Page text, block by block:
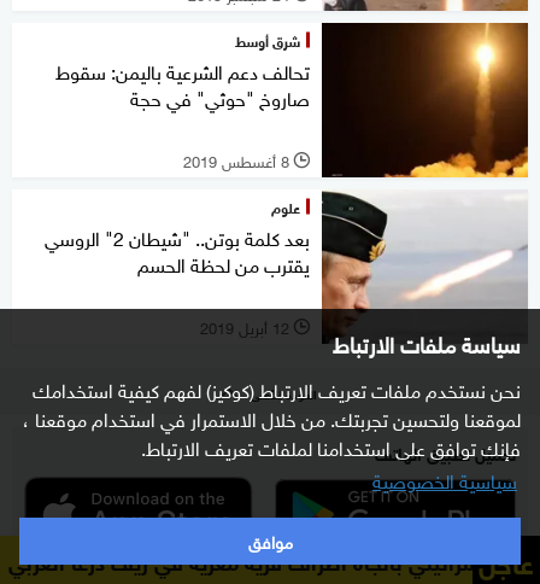
سياسة ملفات الارتباط
نحن نستخدم ملفات تعريف الارتباط (كوكيز) لفهم كيفية استخدامك
لموقعنا ولتحسين تجربتك. من خلال الاستمرار في استخدام موقعنا ،
فإنك توافق على استخدامنا لملفات تعريف الارتباط.
سياسية الخصوصية
موافق
شرق أوسط
تحالف دعم الشرعية باليمن: سقوط
صاروخ "حوثي" في حجة
l 8 أغسطس 2019
علوم
بعد كلمة بوتن.. "شيطان 2" الروسي
يقترب من لحظة الحسم
l 12 أبريل 2019
العودة للأعلى
تحميل تطبيق الهاتف
عاجلأطراف قرية معرية في ريف درعا الغربي إعلام سوري: